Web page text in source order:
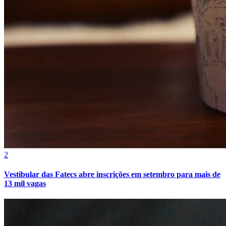
Vasco
2
Vestibular das Fatecs abre inscrições em setembro para mais de
13 mil vagas